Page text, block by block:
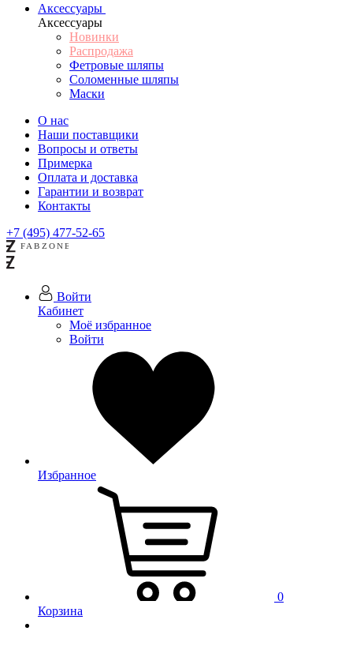
Аксессуары
Аксессуары
Новинки
Распродажа
Фетровые шляпы
Соломенные шляпы
Маски
О нас
Наши поставщики
Вопросы и ответы
Примерка
Оплата и доставка
Гарантии и возврат
Контакты
+7 (495) 477-52-65
Войти
Кабинет
Моё избранное
Войти
Избранное
0
Корзина